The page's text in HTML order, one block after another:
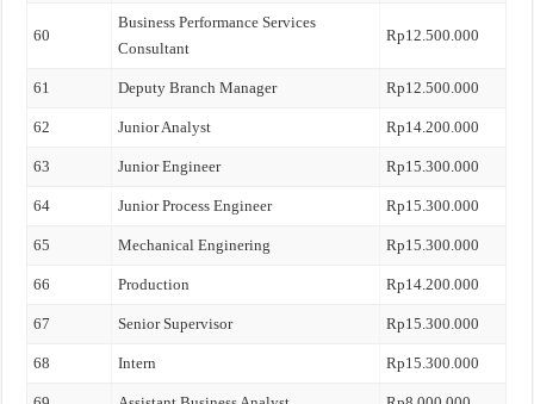
60
Business Performance Services
Consultant
Rp12.500.000
61 Deputy Branch Manager Rp12.500.000
62 Junior Analyst Rp14.200.000
63 Junior Engineer Rp15.300.000
64 Junior Process Engineer Rp15.300.000
65 Mechanical Enginering Rp15.300.000
66 Production Rp14.200.000
67 Senior Supervisor Rp15.300.000
68 Intern Rp15.300.000